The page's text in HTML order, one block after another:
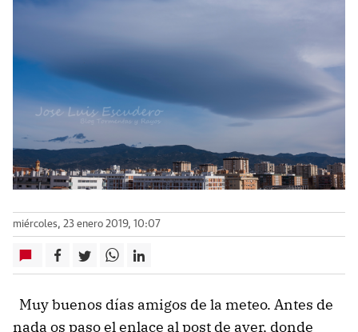
miércoles, 23 enero 2019, 10:07
Muy buenos días amigos de la meteo. Antes de
nada os paso el enlace al post de ayer, donde